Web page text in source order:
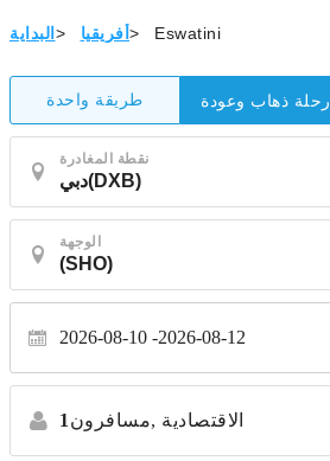
البداية > أفريقيا > Eswatini
طريقة واحدة رحلة ذهاب وعودة
نقطة المغادرة
الوجهة
2026-08-10 2026-08-12
1 مسافرون, الاقتصادية